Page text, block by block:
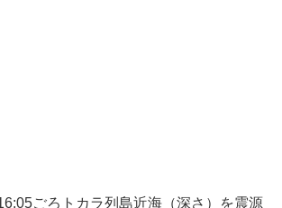
ごろトカラ列島近海（深さ）を震源